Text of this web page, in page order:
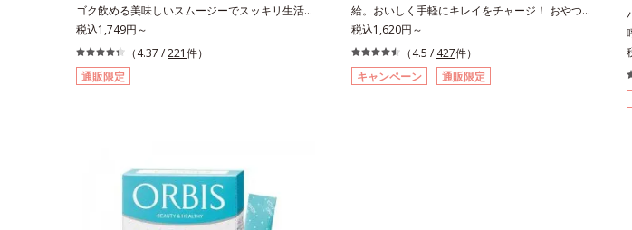
ゴク飲める美味しいスムージーでスッキリ生活を
サポート。酵素と野菜＆果物のパワーで、スッキ
リ生活を応援する、粉末状の酵素スムージーで
す。赤米や大麦などの9種の素材を、黒・黄・白
の3種の麹で発酵させ粉末化。さらに酵素含有キ
す。やすらぎのローズマリーとペパーミントの2
種のハーブも入っています。豆乳または水と混ぜ
るだけの簡単スムージーを毎朝の習慣にして、ス
税込1,749円～
（4.37 /221件）
通販限定
給。おいしく手軽にキレイをチャージ！ おやつ
感覚でハリと弾力のある毎日に欠かせない人気の
コラーゲンを補給できる、スティック型ゼリーで
す。吸収が早い、分子の小さなコラーゲンが1袋
にたっぷり1,000mg！さらにたった1gで約6リッ
税込1,620円～
（4.5 / 427件）
キャンペーン
通販限定